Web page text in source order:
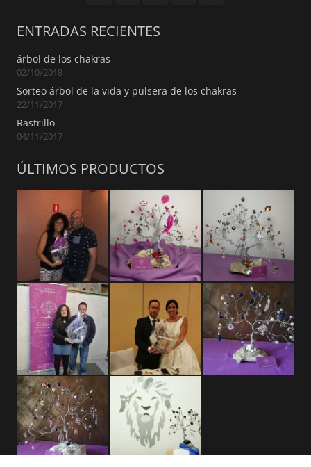
ENTRADAS RECIENTES
árbol de los chakras
02/10/2018
Sorteo árbol de la vida y pulsera de los chakras
22/11/2017
Rastrillo
04/11/2017
ÚLTIMOS PRODUCTOS